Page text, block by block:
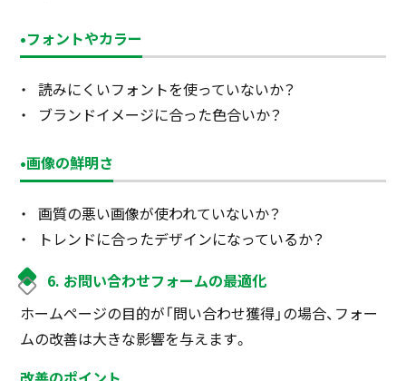
•フォントやカラー
読みにくいフォントを使っていないか？
ブランドイメージに合った色合いか？
•画像の鮮明さ
画質の悪い画像が使われていないか？
トレンドに合ったデザインになっているか？
6. お問い合わせフォームの最適化
ホームページの目的が「問い合わせ獲得」の場合、フォー
ムの改善は大きな影響を与えます。